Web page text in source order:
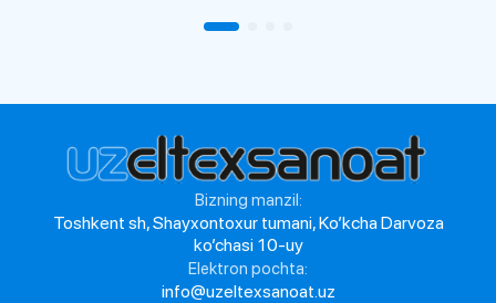
Bizning manzil:
Toshkent sh, Shayxontoxur tumani, Ko’kcha Darvoza
ko’chasi 10-uy
Elektron pochta:
info@uzeltexsanoat.uz